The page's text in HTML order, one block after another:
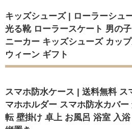
キッズシューズ | ローラーシュ
光る靴 ローラースケート 男の
ニーカー キッズシューズ カッ
ウィーン ギフト
スマホ防水ケース | 送料無料 ス
マホホルダー スマホ防水カバー
転 壁掛け 卓上 お風呂 浴室 入